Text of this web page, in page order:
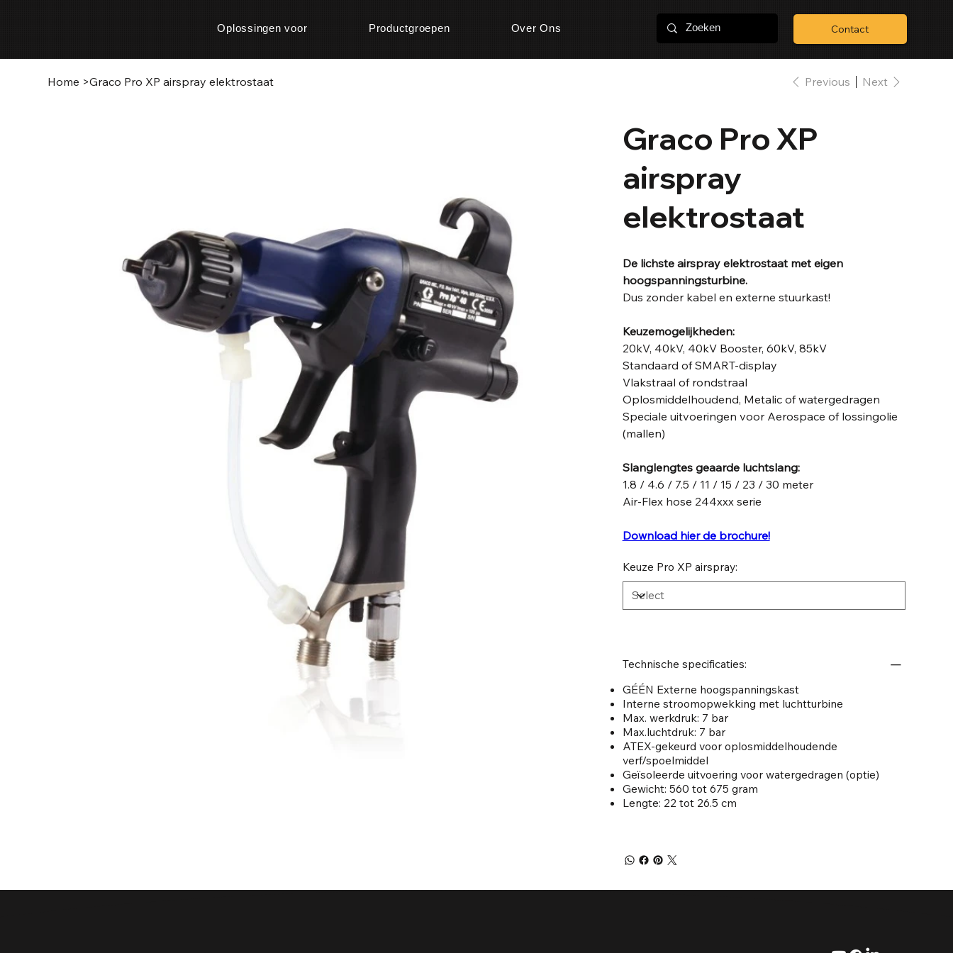
Oplossingen voor Productgroepen Over Ons Contact
Home >Graco Pro XP airspray elektrostaat Previous Next
Graco Pro XP
airspray
elektrostaat
De lichste airspray elektrostaat met eigen
hoogspanningsturbine.
Dus zonder kabel en externe stuurkast!
Keuzemogelijkheden:
20kV, 40kV, 40kV Booster, 60kV, 85kV
Standaard of SMART-display
Vlakstraal of rondstraal
Oplosmiddelhoudend, Metalic of watergedragen
Speciale uitvoeringen voor Aerospace of lossingolie
(mallen)
Slanglengtes geaarde luchtslang:
1.8 / 4.6 / 7.5 / 11 / 15 / 23 / 30 meter
Air-Flex hose 244xxx serie
Download hier de brochure!
Keuze Pro XP airspray:
Technische specificaties:
GÉÉN Externe hoogspanningskast
Interne stroomopwekking met luchtturbine
Max. werkdruk: 7 bar
Max.luchtdruk: 7 bar
ATEX-gekeurd voor oplosmiddelhoudende
verf/spoelmiddel
Geïsoleerde uitvoering voor watergedragen (optie)
Gewicht: 560 tot 675 gram
Lengte: 22 tot 26.5 cm